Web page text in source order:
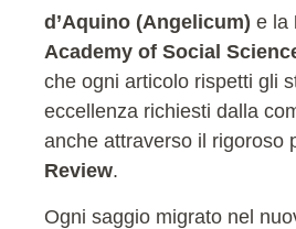
d’Aquino (Angelicum) e la
Academy of Social
che ogni articolo rispetti gli
eccellenza richiesti dalla
anche attraverso il rigoroso
Review.
Ogni saggio migrato nel